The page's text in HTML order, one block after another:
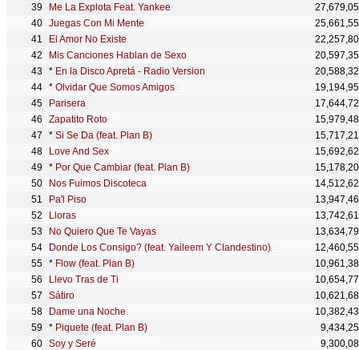
Me La Explota Feat. Yankee
Juegas Con Mi Mente
El Amor No Existe
Mis Canciones Hablan de Sexo
* En la Disco Apretá - Radio Version
* Olvidar Que Somos Amigos
Parisera
Zapatito Roto
* Si Se Da (feat. Plan B)
Love And Sex
* Por Que Cambiar (feat. Plan B)
Nos Fuimos Discoteca
Pa'l Piso
Lloras
No Quiero Que Te Vayas
Donde Los Consigo? (feat. Yaileem Y Clandestino)
* Flow (feat. Plan B)
Llevo Tras de Ti
Sátiro
Dame una Noche
* Piquete (feat. Plan B)
Soy y Seré